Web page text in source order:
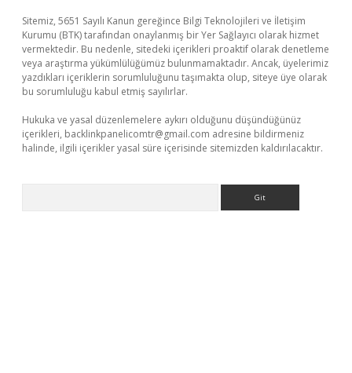
Sitemiz, 5651 Sayılı Kanun gereğince Bilgi Teknolojileri ve İletişim
Kurumu (BTK) tarafından onaylanmış bir Yer Sağlayıcı olarak hizmet
vermektedir. Bu nedenle, sitedeki içerikleri proaktif olarak denetleme
veya araştırma yükümlülüğümüz bulunmamaktadır. Ancak, üyelerimiz
yazdıkları içeriklerin sorumluluğunu taşımakta olup, siteye üye olarak
bu sorumluluğu kabul etmiş sayılırlar.
Hukuka ve yasal düzenlemelere aykırı olduğunu düşündüğünüz
içerikleri, backlinkpanelicomtr@gmail.com adresine bildirmeniz
halinde, ilgili içerikler yasal süre içerisinde sitemizden kaldırılacaktır.